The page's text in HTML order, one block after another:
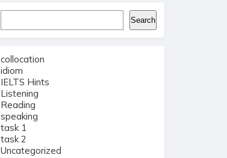
Search
collocation
idiom
IELTS Hints
Listening
Reading
speaking
task 1
task 2
Uncategorized